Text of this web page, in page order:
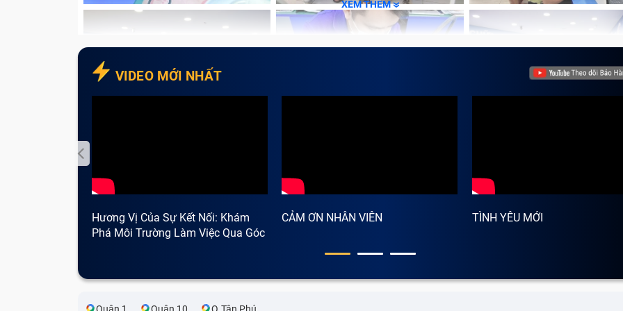
Lớp vỏ bọc nhựa bọc bên ngoài bị phồng lên và nứt ra:đây cũng được xem là một trong những
XEM THÊM
VIDEO MỚI NHẤT
Hương Vị Của Sự Kết Nối: Khám
Phá Môi Trường Làm Việc Qua Góc
CẢM ƠN NHÂN VIÊN TÌNH YÊU MỚI
Quận 1 Quận 10 Q.Tân Phú